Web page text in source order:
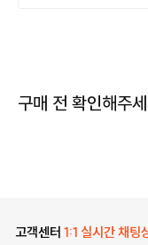
구매 전 확인해주
고객센터 1:1 실시간 채팅